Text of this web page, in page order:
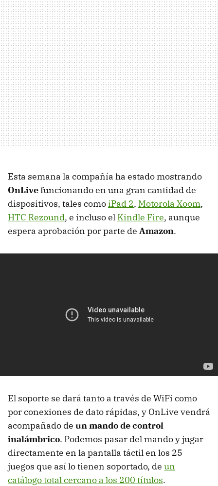
Esta semana la compañía ha estado mostrando
OnLivefuncionando en una gran cantidad de
dispositivos, tales comoiPad 2, Motorola Xoom,
HTC Rezound, e incluso el Kindle Fire, aunque
espera aprobación por parte de Amazon.
El soporte se dará tanto a través de WiFi como
por conexiones de dato rápidas, y OnLive vendrá
acompañado de un mando de control
inalámbrico. Podemos pasar del mando y jugar
directamente en la pantalla táctil en los 25
juegos que así lo tienen soportado, de un
catálogo total cercano a los 200 títulos.